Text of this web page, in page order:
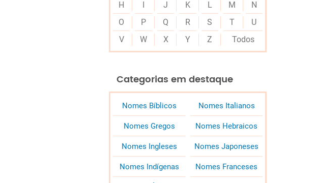
H
I J K L M
N
O
P Q R S T
U
V
W X Y Z Todos
Categorias em destaque
Nomes Bíblicos Nomes Italianos
Nomes Gregos Nomes Hebraicos
Nomes Ingleses Nomes Japoneses
Nomes Indígenas Nomes Franceses